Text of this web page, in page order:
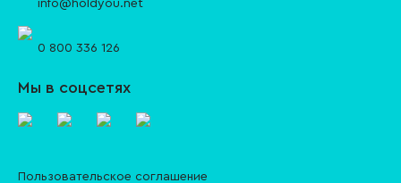
info@holdyou.net
0 800 336 126
Мы в соцсетях
Пользовательское соглашение